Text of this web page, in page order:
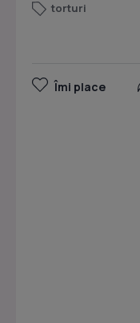
torturi
Îmi place